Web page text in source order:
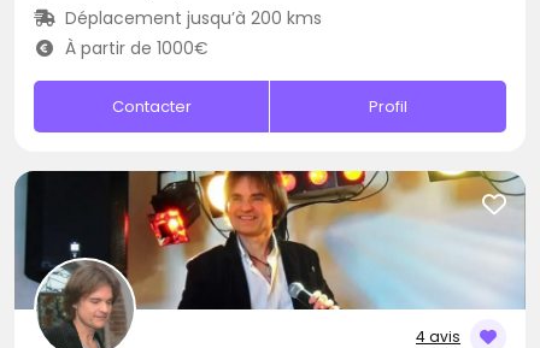
Déplacement jusqu’à 200 kms
À partir de 1000€
Contacter Profil
4 avis